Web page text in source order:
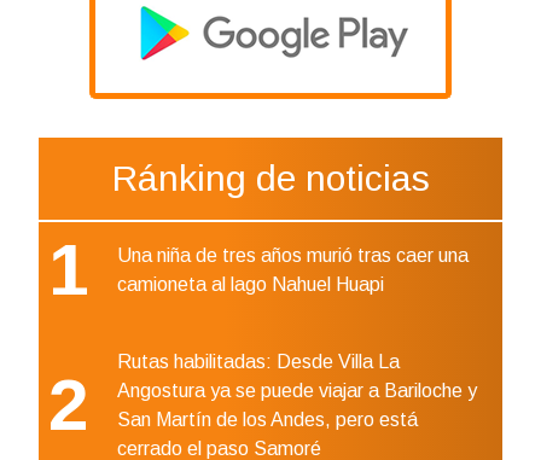
Ránking de noticias
1
Una niña de tres años murió tras caer una
camioneta al lago Nahuel Huapi
2
Rutas habilitadas: Desde Villa La
Angostura ya se puede viajar a Bariloche y
San Martín de los Andes, pero está
cerrado el paso Samoré